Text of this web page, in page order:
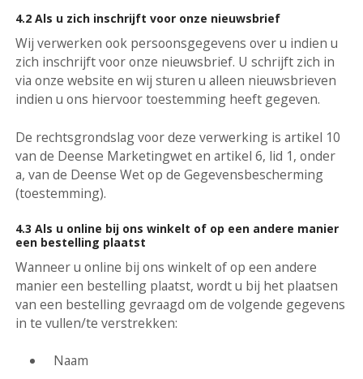
4.2 Als u zich inschrijft voor onze nieuwsbrief
Wij verwerken ook persoonsgegevens over u indien u
zich inschrijft voor onze nieuwsbrief. U schrijft zich in
via onze website en wij sturen u alleen nieuwsbrieven
indien u ons hiervoor toestemming heeft gegeven.
De rechtsgrondslag voor deze verwerking is artikel 10
van de Deense Marketingwet en artikel 6, lid 1, onder
a, van de Deense Wet op de Gegevensbescherming
(toestemming).
4.3 Als u online bij ons winkelt of op een andere manier
een bestelling plaatst
Wanneer u online bij ons winkelt of op een andere
manier een bestelling plaatst, wordt u bij het plaatsen
van een bestelling gevraagd om de volgende gegevens
in te vullen/te verstrekken:
Naam